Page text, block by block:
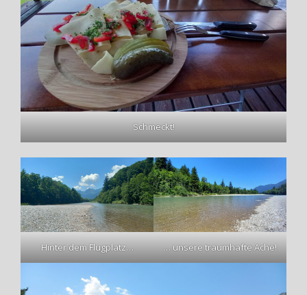
Schmeckt!
Hinter dem Flugplatz… … unsere traumhafte Ache!